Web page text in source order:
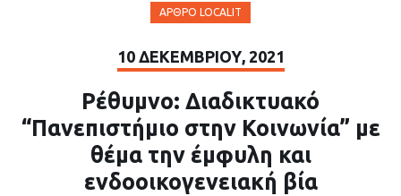
ΆΡΘΡΟ LOCALIT
10 ΔΕΚΕΜΒΡΊΟΥ, 2021
Ρέθυμνο: Διαδικτυακό
“Πανεπιστήμιο στην Κοινωνία” με
θέμα την έμφυλη και
ενδοοικογενειακή βία